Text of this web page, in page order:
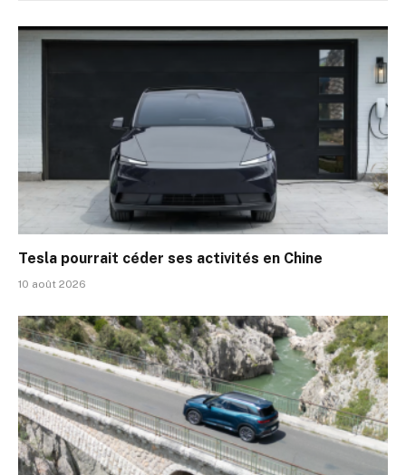
Tesla pourrait céder ses activités en Chine
10 août 2026